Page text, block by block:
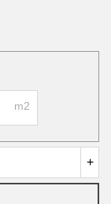
m2
+